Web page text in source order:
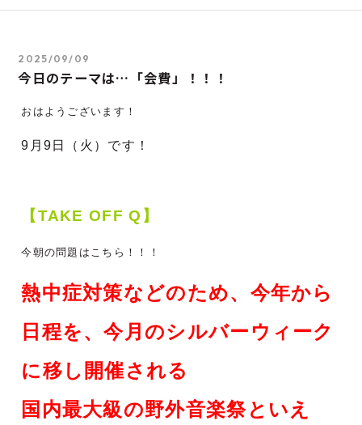
2025/09/09
今日のテーマは…「会費」！！！
おはようございます！
9月9 日（火）です！
【TAKE OFF Q】
今朝の問題はこちら！！！
熱中症対策などのため、今年から
日程を、今月のシルバーウィーク
に移し開催される
国内最大級の野外音楽祭といえ